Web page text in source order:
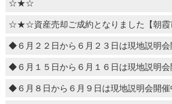
☆★☆
☆★☆資産売却ご成約となりました【朝
◆６月２２日から６月２３日は現地説明
◆６月１５日から６月１６日は現地説明
◆６月８日から６月９日は現地説明会開